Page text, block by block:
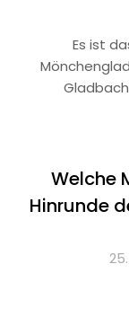
Es ist
Welche
Hinrunde